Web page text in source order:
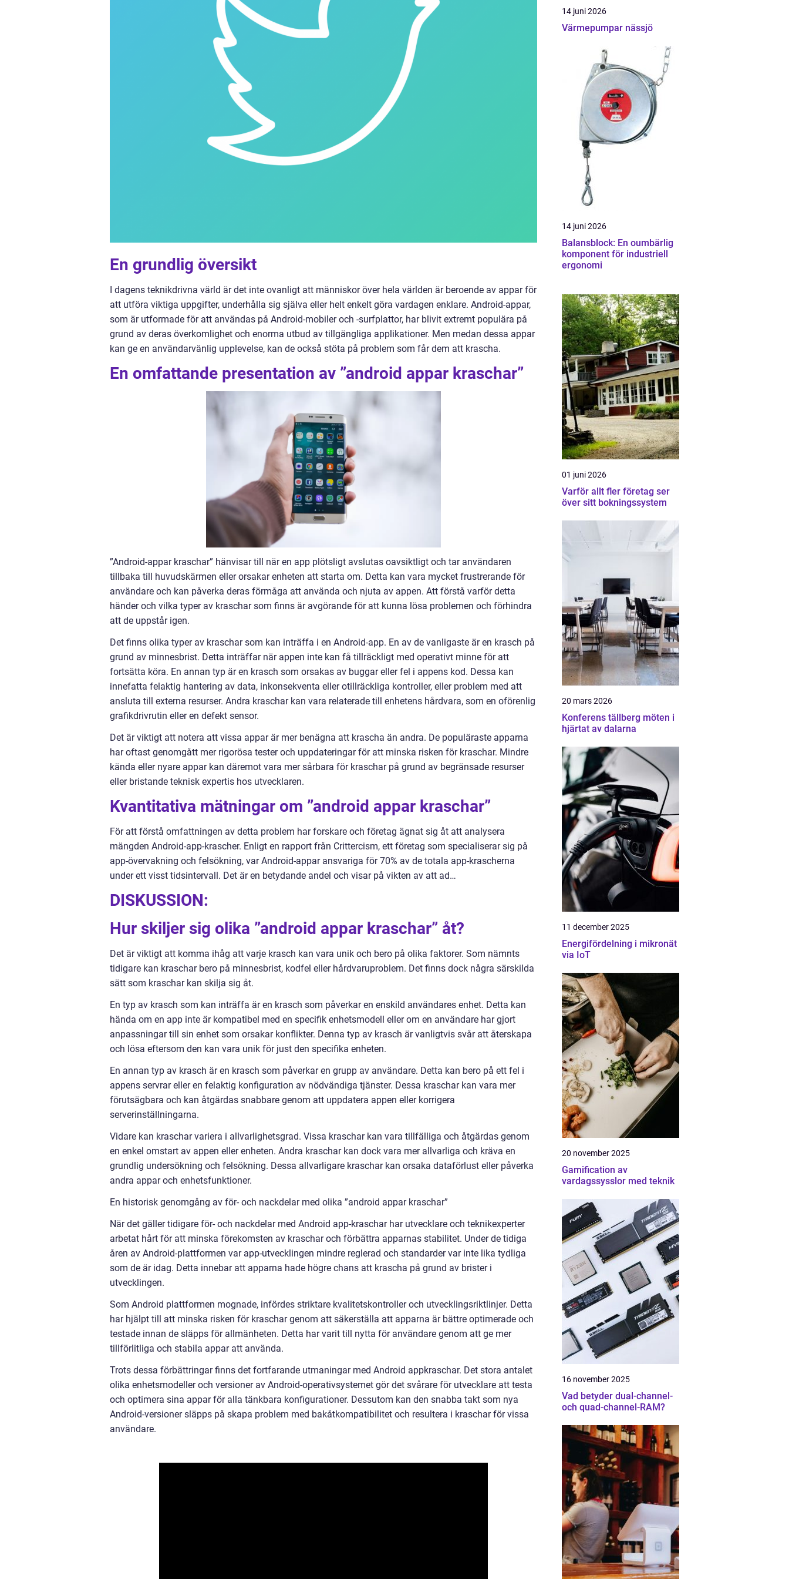
En grundlig översikt
I dagens teknikdrivna värld är det inte ovanligt att människor över hela världen är beroende av appar för
att utföra viktiga uppgifter, underhålla sig själva eller helt enkelt göra vardagen enklare. Android-appar,
som är utformade för att användas på Android-mobiler och -surfplattor, har blivit extremt populära på
grund av deras överkomlighet och enorma utbud av tillgängliga applikationer. Men medan dessa appar
kan ge en användarvänlig upplevelse, kan de också stöta på problem som får dem att krascha.
En omfattande presentation av ”android appar kraschar”
”Android-appar kraschar” hänvisar till när en app plötsligt avslutas oavsiktligt och tar användaren
tillbaka till huvudskärmen eller orsakar enheten att starta om. Detta kan vara mycket frustrerande för
användare och kan påverka deras förmåga att använda och njuta av appen. Att förstå varför detta
händer och vilka typer av kraschar som finns är avgörande för att kunna lösa problemen och förhindra
att de uppstår igen.
Det finns olika typer av kraschar som kan inträffa i en Android-app. En av de vanligaste är en krasch på
grund av minnesbrist. Detta inträffar när appen inte kan få tillräckligt med operativt minne för att
fortsätta köra. En annan typ är en krasch som orsakas av buggar eller fel i appens kod. Dessa kan
innefatta felaktig hantering av data, inkonsekventa eller otillräckliga kontroller, eller problem med att
ansluta till externa resurser. Andra kraschar kan vara relaterade till enhetens hårdvara, som en oförenlig
grafikdrivrutin eller en defekt sensor.
Det är viktigt att notera att vissa appar är mer benägna att krascha än andra. De populäraste apparna
har oftast genomgått mer rigorösa tester och uppdateringar för att minska risken för kraschar. Mindre
kända eller nyare appar kan däremot vara mer sårbara för kraschar på grund av begränsade resurser
eller bristande teknisk expertis hos utvecklaren.
Kvantitativa mätningar om ”android appar kraschar”
För att förstå omfattningen av detta problem har forskare och företag ägnat sig åt att analysera
mängden Android-app-krascher. Enligt en rapport från Crittercism, ett företag som specialiserar sig på
app-övervakning och felsökning, var Android-appar ansvariga för 70% av de totala app-krascherna
under ett visst tidsintervall. Det är en betydande andel och visar på vikten av att ad…
DISKUSSION:
Hur skiljer sig olika ”android appar kraschar” åt?
Det är viktigt att komma ihåg att varje krasch kan vara unik och bero på olika faktorer. Som nämnts
tidigare kan kraschar bero på minnesbrist, kodfel eller hårdvaruproblem. Det finns dock några särskilda
sätt som kraschar kan skilja sig åt.
En typ av krasch som kan inträffa är en krasch som påverkar en enskild användares enhet. Detta kan
hända om en app inte är kompatibel med en specifik enhetsmodell eller om en användare har gjort
anpassningar till sin enhet som orsakar konflikter. Denna typ av krasch är vanligtvis svår att återskapa
och lösa eftersom den kan vara unik för just den specifika enheten.
En annan typ av krasch är en krasch som påverkar en grupp av användare. Detta kan bero på ett fel i
appens servrar eller en felaktig konfiguration av nödvändiga tjänster. Dessa kraschar kan vara mer
förutsägbara och kan åtgärdas snabbare genom att uppdatera appen eller korrigera
serverinställningarna.
Vidare kan kraschar variera i allvarlighetsgrad. Vissa kraschar kan vara tillfälliga och åtgärdas genom
en enkel omstart av appen eller enheten. Andra kraschar kan dock vara mer allvarliga och kräva en
grundlig undersökning och felsökning. Dessa allvarligare kraschar kan orsaka dataförlust eller påverka
andra appar och enhetsfunktioner.
En historisk genomgång av för- och nackdelar med olika ”android appar kraschar”
När det gäller tidigare för- och nackdelar med Android app-kraschar har utvecklare och teknikexperter
arbetat hårt för att minska förekomsten av kraschar och förbättra apparnas stabilitet. Under de tidiga
åren av Android-plattformen var app-utvecklingen mindre reglerad och standarder var inte lika tydliga
som de är idag. Detta innebar att apparna hade högre chans att krascha på grund av brister i
utvecklingen.
Som Android plattformen mognade, infördes striktare kvalitetskontroller och utvecklingsriktlinjer. Detta
har hjälpt till att minska risken för kraschar genom att säkerställa att apparna är bättre optimerade och
testade innan de släpps för allmänheten. Detta har varit till nytta för användare genom att ge mer
tillförlitliga och stabila appar att använda.
Trots dessa förbättringar finns det fortfarande utmaningar med Android appkraschar. Det stora antalet
olika enhetsmodeller och versioner av Android-operativsystemet gör det svårare för utvecklare att testa
och optimera sina appar för alla tänkbara konfigurationer. Dessutom kan den snabba takt som nya
Android-versioner släpps på skapa problem med bakåtkompatibilitet och resultera i kraschar för vissa
användare.
14 juni 2026
Värmepumpar nässjö
14 juni 2026
Balansblock: En oumbärlig
komponent för industriell
ergonomi
01 juni 2026
Varför allt fler företag ser
över sitt bokningssystem
20 mars 2026
Konferens tällberg möten i
hjärtat av dalarna
11 december 2025
Energifördelning i mikronät
via IoT
20 november 2025
Gamification av
vardagssysslor med teknik
16 november 2025
Vad betyder dual-channel-
och quad-channel-RAM?